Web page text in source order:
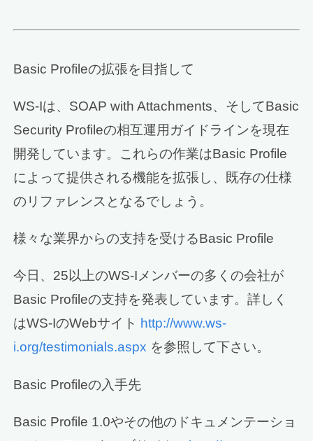
Basic Profileの拡張を目指して
WS-Iは、SOAP with Attachments、そしてBasic
Security Profileの相互運用ガイドラインを現在
開発しています。これらの作業はBasic Profile
によって提供される機能を拡張し、既存の仕様
のリファレンスとなるでしょう。
様々な業界からの支持を受けるBasic Profile
今日、25以上のWS-Iメンバーの多くの会社が
Basic Profileの支持を発表しています。詳しく
はWS-IのWebサイト http://www.ws-
i.org/testimonials.aspx を参照して下さい。
Basic Profileの入手先
Basic Profile 1.0やその他のドキュメンテーショ